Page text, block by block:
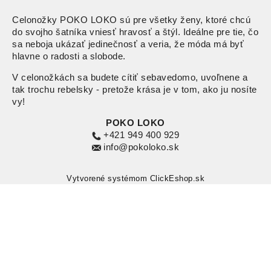
Celonožky POKO LOKO sú pre všetky ženy, ktoré chcú
do svojho šatníka vniesť hravosť a štýl. Ideálne pre tie, čo
sa neboja ukázať jedinečnosť a veria, že móda má byť
hlavne o radosti a slobode.
V celonožkách sa budete cítiť sebavedomo, uvoľnene a
tak trochu rebelsky - pretože krása je v tom, ako ju nosíte
vy!
POKO LOKO
+421 949 400 929
info@pokoloko.sk
Vytvorené systémom ClickEshop.sk